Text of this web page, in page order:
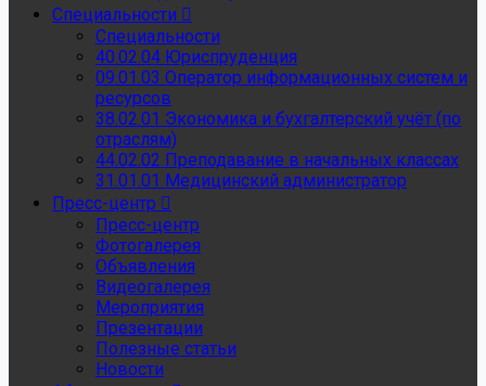
Специальности
Специальности
40.02.04 Юриспруденция
09.01.03 Оператор информационных систем и
ресурсов
38.02.01 Экономика и бухгалтерский учёт (по
отраслям)
44.02.02 Преподавание в начальных классах
31.01.01 Медицинский администратор
Пресс-центр
Пресс-центр
Фотогалерея
Объявления
Видеогалерея
Мероприятия
Презентации
Полезные статьи
Новости